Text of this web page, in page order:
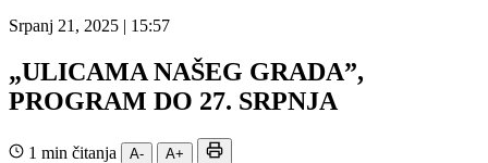
Srpanj 21, 2025 | 15:57
„ULICAMA NAŠEG GRADA”,
PROGRAM DO 27. SRPNJA
1 min čitanja A- A+